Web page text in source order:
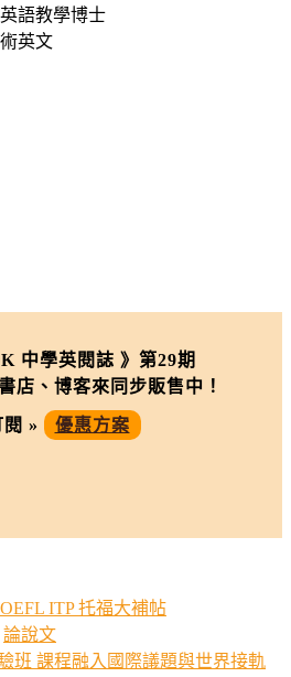
語教學博士
英文
中學英閱誌 》第29期
店、博客來同步販售中！
» 優惠方案
ITP 托福大補帖
論說文
班 課程融入國際議題與世界接軌